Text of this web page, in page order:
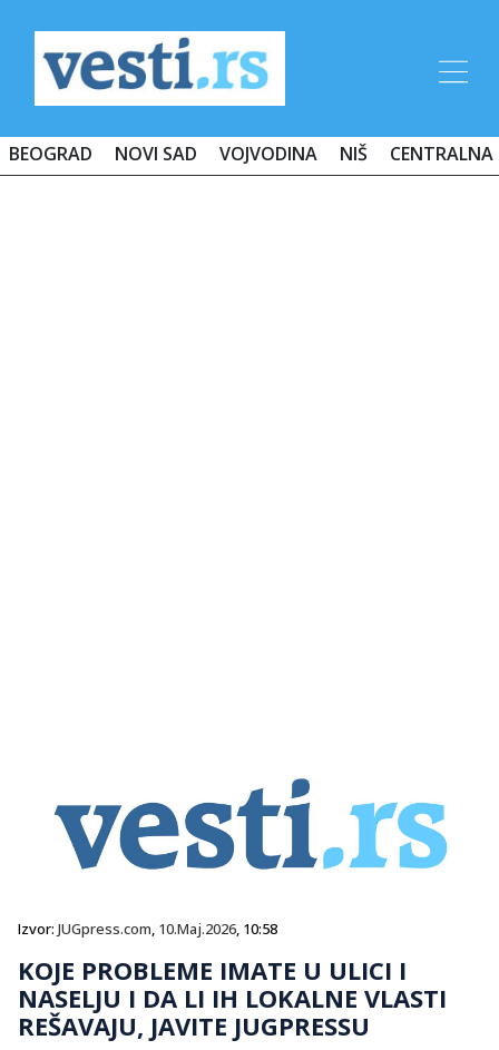
BEOGRAD NOVI SAD VOJVODINA NIŠ CENTRALNA
Izvor: JUGpress.com, 10.Maj.2026, 10:58
KOJE PROBLEME IMATE U ULICI I
NASELJU I DA LI IH LOKALNE VLASTI
REŠAVAJU, JAVITE JUGPRESSU